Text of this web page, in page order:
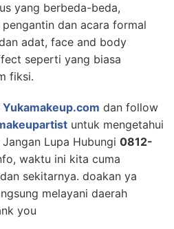
yang berbeda-beda,
dan acara formal
adat, face and body
seperti yang biasa
fiksi.
Yukamakeup.com dan follow
untuk mengetahui
Lupa Hubungi 0812-
waktu ini kita cuma
sekitarnya. doakan ya
melayani daerah
you